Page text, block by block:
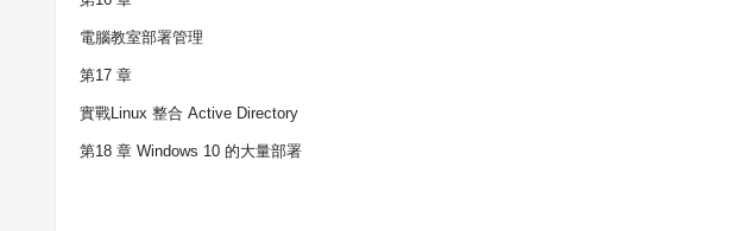
電腦教室部署管理
第17 章
實戰Linux 整合 Active Directory
第18 章 Windows 10 的大量部署